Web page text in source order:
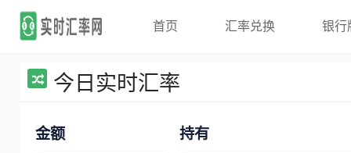
首页 汇率兑换 银行
今日实时汇率
金额 持有